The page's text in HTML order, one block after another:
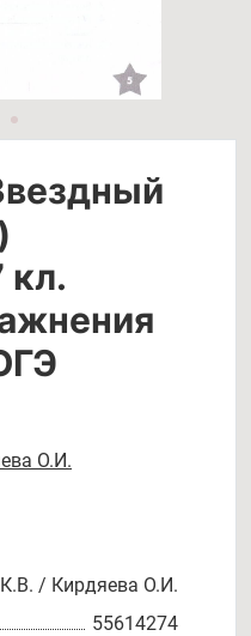
кл.
О.И.
/ Кирдяева О.И.
55614274